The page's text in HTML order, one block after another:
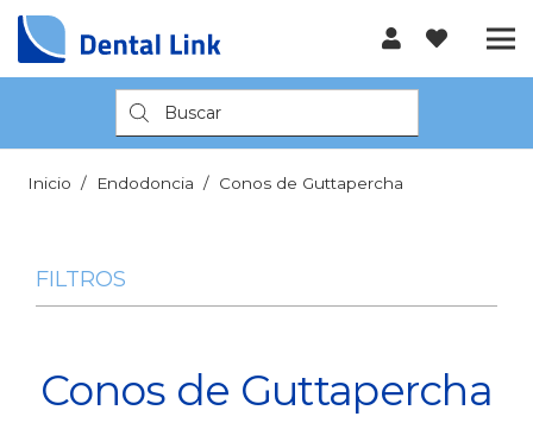
Búsqueda
de
productos
Inicio / Endodoncia / Conos de Guttapercha
FILTROS
Conos de Guttapercha